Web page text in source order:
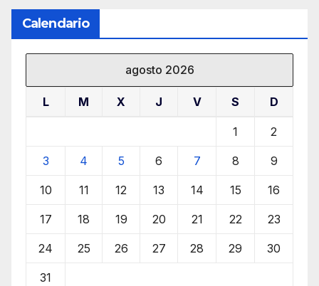
Calendario
agosto 2026
L M X J V S D
1 2
3 4 5 6 7 8 9
10 11 12 13 14 15 16
17 18 19 20 21 22 23
24 25 26 27 28 29 30
31